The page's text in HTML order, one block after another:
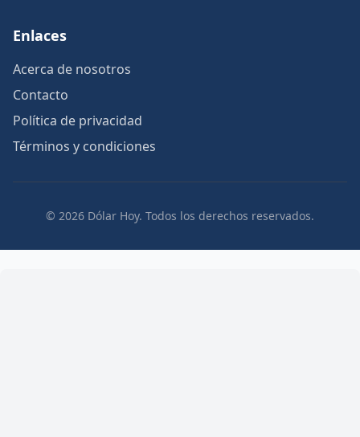
Enlaces
Acerca de nosotros
Contacto
Política de privacidad
Términos y condiciones
© 2026 Dólar Hoy. Todos los derechos reservados.